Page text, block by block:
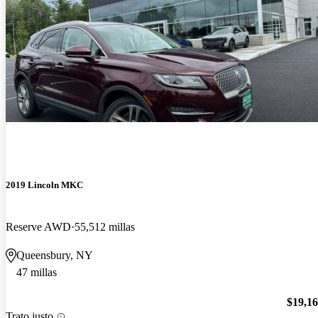
2019 Lincoln MKC
Reserve AWD 55,512 millas
Queensbury, NY
47 millas